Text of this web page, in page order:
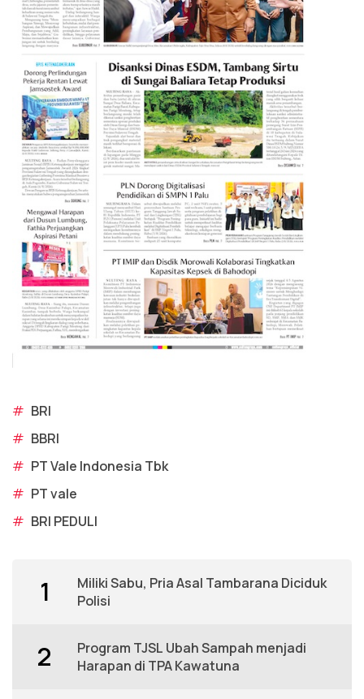
# BRI
# BBRI
# PT Vale Indonesia Tbk
# PT vale
# BRI PEDULI
1
Miliki Sabu, Pria Asal Tambarana Diciduk
Polisi
2
Program TJSL Ubah Sampah menjadi
Harapan di TPA Kawatuna